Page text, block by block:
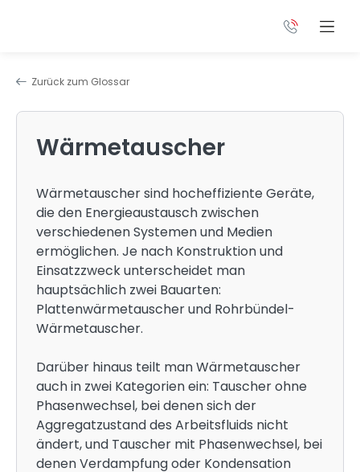
Zurück zum Glossar
Wärmetauscher
Wärmetauscher sind hocheffiziente Geräte,
die den Energieaustausch zwischen
verschiedenen Systemen und Medien
ermöglichen. Je nach Konstruktion und
Einsatzzweck unterscheidet man
hauptsächlich zwei Bauarten:
Plattenwärmetauscher und Rohrbündel-
Wärmetauscher.
Darüber hinaus teilt man Wärmetauscher
auch in zwei Kategorien ein: Tauscher ohne
Phasenwechsel, bei denen sich der
Aggregatzustand des Arbeitsfluids nicht
ändert, und Tauscher mit Phasenwechsel, bei
denen Verdampfung oder Kondensation